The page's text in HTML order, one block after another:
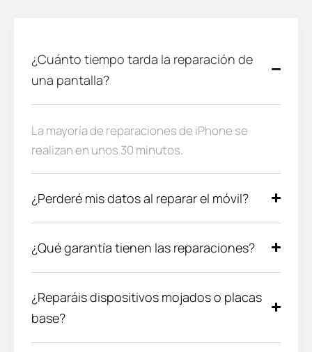
¿Cuánto tiempo tarda la reparación de
una pantalla?
La mayoría de reparaciones de iPhone se
realizan en unos 30 minutos.
¿Perderé mis datos al reparar el móvil?
¿Qué garantía tienen las reparaciones?
¿Reparáis dispositivos mojados o placas
base?